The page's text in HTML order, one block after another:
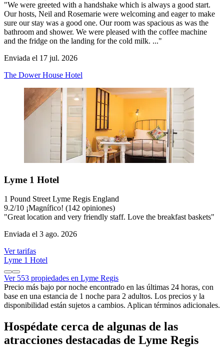
"We were greeted with a handshake which is always a good start.
Our hosts, Neil and Rosemarie were welcoming and eager to make
sure our stay was a good one. Our room was spacious as was the
bathroom and shower. We were pleased with the coffee machine
and the fridge on the landing for the cold milk. ..."
Enviada el 17 jul. 2026
The Dower House Hotel
Lyme 1 Hotel
1 Pound Street Lyme Regis England
9.2/10 ¡Magnífico! (142 opiniones)
"Great location and very friendly staff. Love the breakfast baskets"
Enviada el 3 ago. 2026
Ver tarifas
Lyme 1 Hotel
Ver 553 propiedades en Lyme Regis
Precio más bajo por noche encontrado en las últimas 24 horas, con
base en una estancia de 1 noche para 2 adultos. Los precios y la
disponibilidad están sujetos a cambios. Aplican términos adicionales.
Hospédate cerca de algunas de las
atracciones destacadas de Lyme Regis